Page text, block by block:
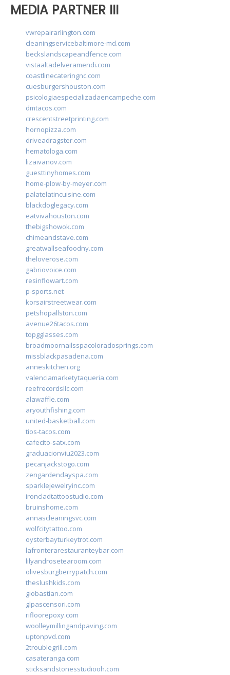
MEDIA PARTNER III
vwrepairarlington.com
cleaningservicebaltimore-md.com
beckslandscapeandfence.com
vistaaltadelveramendi.com
coastlinecateringnc.com
cuesburgershouston.com
psicologiaespecializadaencampeche.com
dmtacos.com
crescentstreetprinting.com
hornopizza.com
driveadragster.com
hematologa.com
lizaivanov.com
guesttinyhomes.com
home-plow-by-meyer.com
palatelatincuisine.com
blackdoglegacy.com
eatvivahouston.com
thebigshowok.com
chimeandstave.com
greatwallseafoodny.com
theloverose.com
gabriovoice.com
resinflowart.com
p-sports.net
korsairstreetwear.com
petshopallston.com
avenue26tacos.com
topgglasses.com
broadmoornailsspacoloradosprings.com
missblackpasadena.com
anneskitchen.org
valenciamarketytaqueria.com
reefrecordsllc.com
alawaffle.com
aryouthfishing.com
united-basketball.com
tios-tacos.com
cafecito-satx.com
graduacionviu2023.com
pecanjackstogo.com
zengardendayspa.com
sparklejewelryinc.com
ironcladtattoostudio.com
bruinshome.com
annascleaningsvc.com
wolfcitytattoo.com
oysterbayturkeytrot.com
lafronterarestauranteybar.com
lilyandrosetearoom.com
olivesburgberrypatch.com
theslushkids.com
giobastian.com
glpascensori.com
rifloorepoxy.com
woolleymillingandpaving.com
uptonpvd.com
2troublegrill.com
casateranga.com
sticksandstonesstudiooh.com